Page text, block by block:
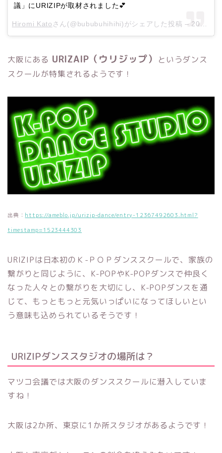
議」にURIZIPが取材されました💕
Hiromi Kato さん(@bububuhihihi)がシェアした投稿 – 2018年 4月月21日午前2時36分PDT
大阪にある URIZAIP（ウリジップ）
というダンス
スクールが特集されるようです！
出典： https://ameblo.jp/urizip-dance/entry-12367492603.html?
timestamp=1523444303
URIZIPは日本初のＫ-ＰＯＰダンススクールで、家族の
繋がりと同じように、K-POPやK-POPダンスで仲良く
なった人々との繋がりを大切にし、K-POPダンスを通
じて、もっともっと元気いっぱいになってほしいとい
う意味も込められているそうです！
URIZIPダンススタジオの場所は？
マツコ会議では大阪のダンススクールに潜入していま
すね！
大阪は2か所、東京に1か所スタジオがあるようです！